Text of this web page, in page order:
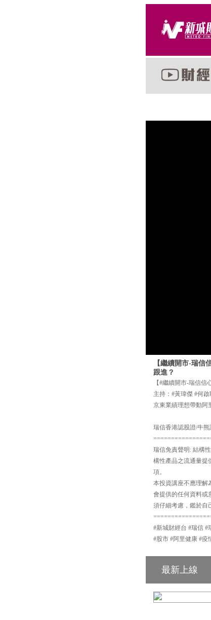
【繼續開市-瑞信
跟進？
【#繼續開市-瑞信信
主持：#黃瑋傑 #何啟
京東業績理想帶動阿
瑞信香港認股證/牛熊
瑞信免責聲明: 結構
構性產品之流通量提
項。
本投資講座不應理解
會提供的任何資料或
須仔細考慮，鑑於自
#新城財經台 #瑞信 #
#股市 #阿里健康 #疫
最新上線